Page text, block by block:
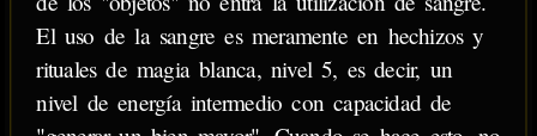
El uso de la sangre es meramente en hechizos y
rituales de magia blanca, nivel 5, es decir, un
nivel de energía intermedio con capacidad de